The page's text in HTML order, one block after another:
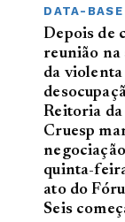
DATA-BASE
Depois de
reunião na
da violenta
Reitoria da
Cruesp
quinta-
ato do
Seis